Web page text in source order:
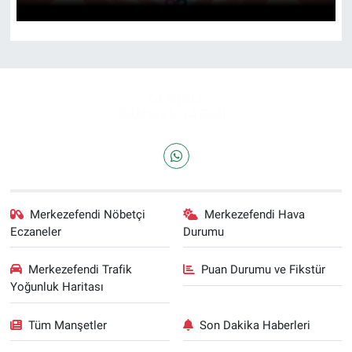
Merkezefendi Nöbetçi
Eczaneler
Merkezefendi Hava
Durumu
Merkezefendi Trafik
Yoğunluk Haritası
Puan Durumu ve Fikstür
Tüm Manşetler Son Dakika Haberleri